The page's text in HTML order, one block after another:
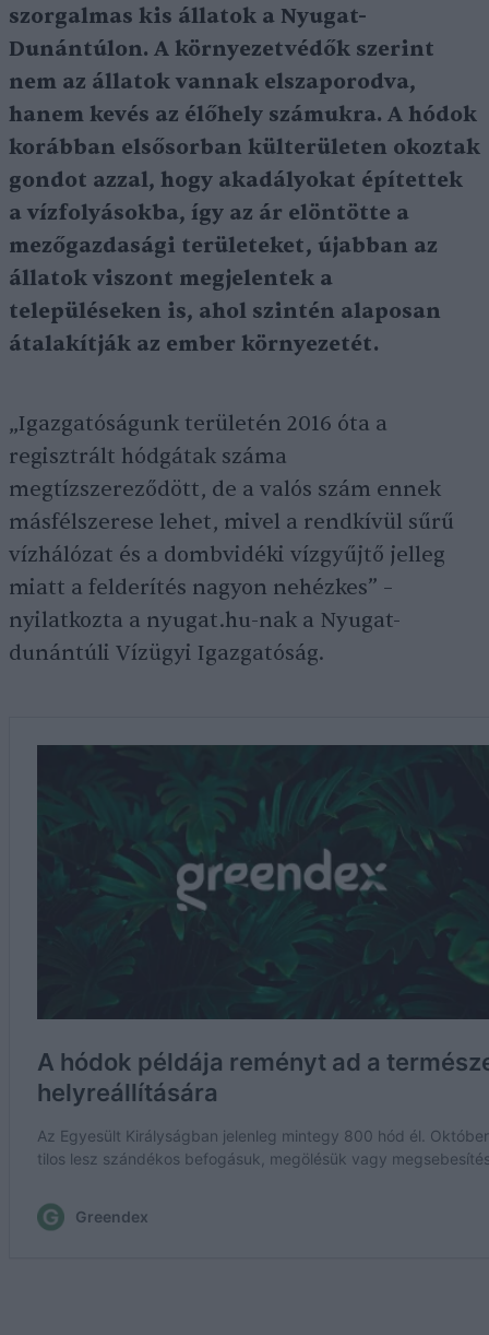
szorgalmas kis állatok a Nyugat-
Dunántúlon. A környezetvédők szerint
nem az állatok vannak elszaporodva,
hanem kevés az élőhely számukra. A hódok
korábban elsősorban külterületen okoztak
gondot azzal, hogy akadályokat építettek
a vízfolyásokba, így az ár elöntötte a
mezőgazdasági területeket, újabban az
állatok viszont megjelentek a
településeken is, ahol szintén alaposan
átalakítják az ember környezetét.
„Igazgatóságunk területén 2016 óta a
regisztrált hódgátak száma
megtízszereződött, de a valós szám ennek
másfélszerese lehet, mivel a rendkívül sűrű
vízhálózat és a dombvidéki vízgyűjtő jelleg
miatt a felderítés nagyon nehézkes” –
nyilatkozta a nyugat.hu-nak a Nyugat-
dunántúli Vízügyi Igazgatóság.